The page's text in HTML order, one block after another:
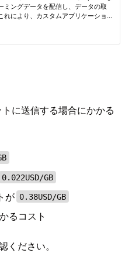
に送信する場合にかかる
0.022USD/GB
が 0.38USD/GB
るコスト
ください。